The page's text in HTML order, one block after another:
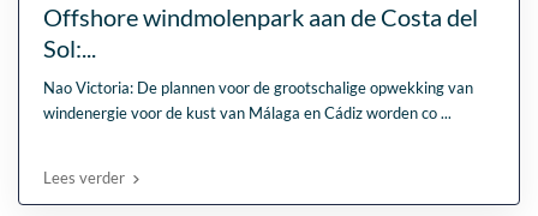
Offshore windmolenpark aan de Costa del
Sol:...
Nao Victoria: De plannen voor de grootschalige opwekking van
windenergie voor de kust van Málaga en Cádiz worden co...
Lees verder